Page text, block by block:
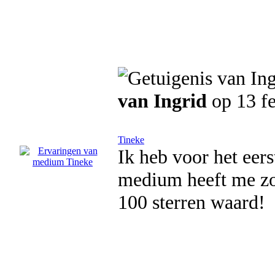
van Ingrid op 13
Tineke
Ik heb voor het
medium heeft me
100 sterren waard!